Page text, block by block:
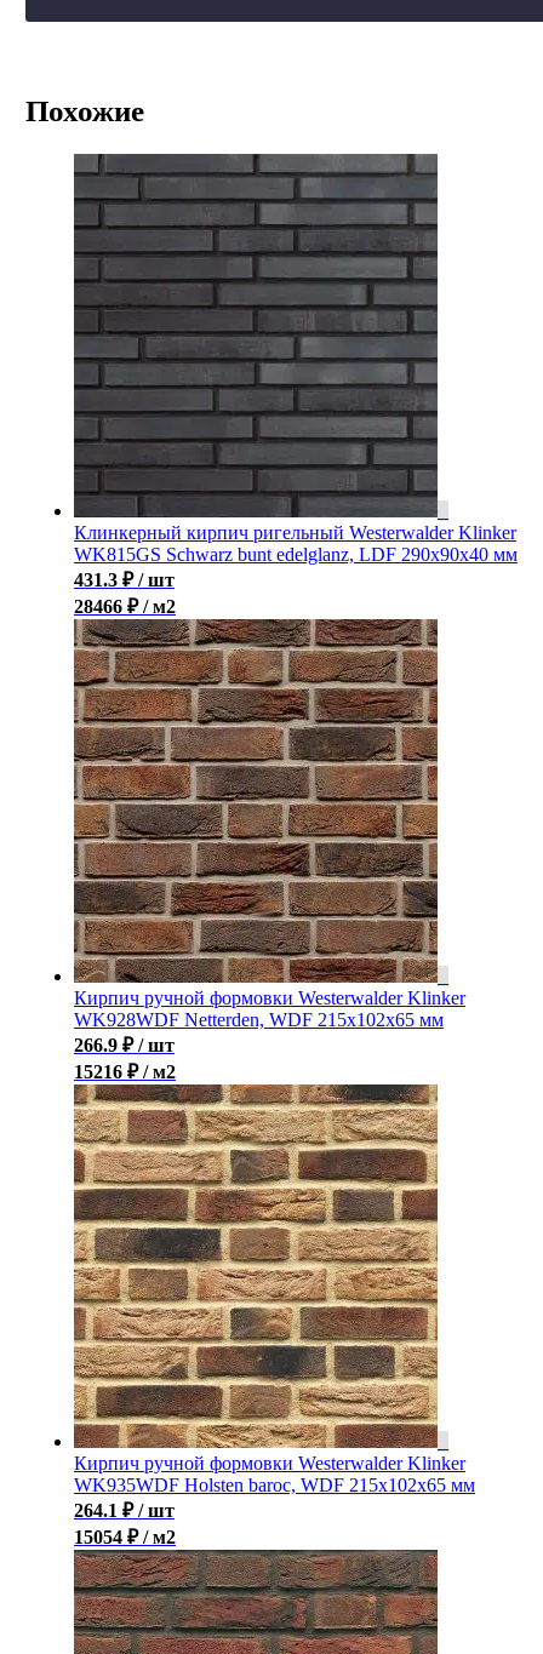
Похожие
Клинкерный кирпич ригельный Westerwalder Klinker
WK815GS Schwarz bunt edelglanz, LDF 290х90х40 мм
431.3 ₽ / шт
28466 ₽ / м2
Кирпич ручной формовки Westerwalder Klinker
WK928WDF Netterden, WDF 215x102x65 мм
266.9 ₽ / шт
15216 ₽ / м2
Кирпич ручной формовки Westerwalder Klinker
WK935WDF Holsten baroc, WDF 215x102x65 мм
264.1 ₽ / шт
15054 ₽ / м2